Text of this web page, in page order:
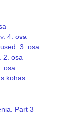
4. osa
3. osa
2. osa
osa
kohas
Part 3